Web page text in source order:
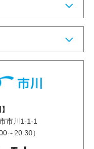
市川1-1-1
～20:30）